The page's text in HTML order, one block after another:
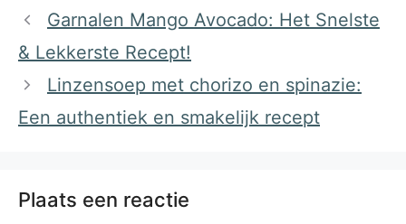
Garnalen Mango Avocado: Het Snelste
& Lekkerste Recept!
Linzensoep met chorizo en spinazie:
Een authentiek en smakelijk recept
Plaats een reactie